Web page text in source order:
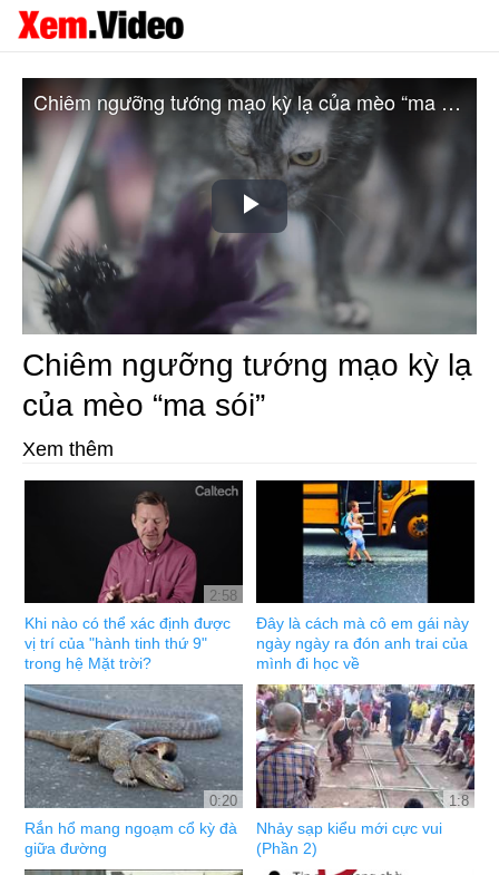
Play
Video
Chiêm ngưỡng tướng mạo kỳ lạ của mèo “ma sói”
Chiêm ngưỡng tướng mạo kỳ lạ
của mèo “ma sói”
Xem thêm
2:58
Khi nào có thể xác định được
vị trí của "hành tinh thứ 9"
trong hệ Mặt trời?
Đây là cách mà cô em gái này
ngày ngày ra đón anh trai của
mình đi học về
0:20
Rắn hổ mang ngoạm cổ kỳ đà
giữa đường
1:8
Nhảy sạp kiểu mới cực vui
(Phần 2)